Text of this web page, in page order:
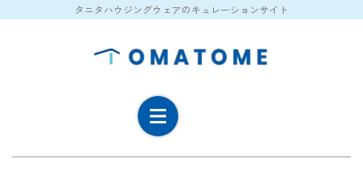
タニタハウジングウェアのキュレーションサイト